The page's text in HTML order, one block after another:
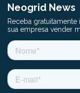
Neogrid News